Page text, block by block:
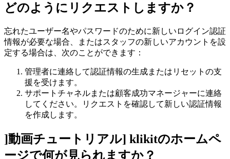
どのようにリクエストしますか？
忘れたユーザー名やパスワードのために新しいログイン認証
情報が必要な場合、またはスタッフの新しいアカウントを設
定する場合は、次のことができます：
管理者に連絡して認証情報の生成またはリセットの支
援を受けます。
サポートチャネルまたは顧客成功マネージャーに連絡
してください。リクエストを確認して新しい認証情報
を作成します。
]動画チュートリアル] klikitのホームペ
ージで何が見られますか？